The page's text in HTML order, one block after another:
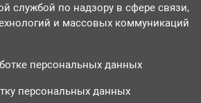
службой по надзору в сфере связи,
и массовых коммуникаций
персональных данных
персональных данных